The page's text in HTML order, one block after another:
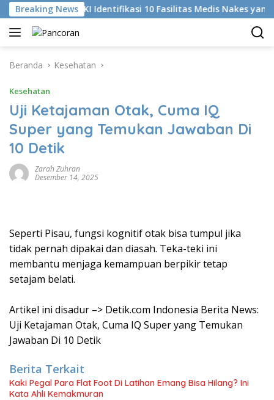
Langsung
ke
konten
Breaking NewsKKI Identifikasi 10 Fasilitas Medis Nakes yang
Beranda Kesehatan
Kesehatan
Uji Ketajaman Otak, Cuma IQ
Super yang Temukan Jawaban Di
10 Detik
Zarah Zuhran
Desember 14, 2025
Seperti Pisau, fungsi kognitif otak bisa tumpul jika
tidak pernah dipakai dan diasah. Teka-teki ini
membantu menjaga kemampuan berpikir tetap
setajam belati.
Artikel ini disadur –> Detik.com Indonesia Berita News:
Uji Ketajaman Otak, Cuma IQ Super yang Temukan
Jawaban Di 10 Detik
Berita Terkait
Kaki Pegal Para Flat Foot Di Latihan Emang Bisa Hilang? Ini
Kata Ahli Kemakmuran